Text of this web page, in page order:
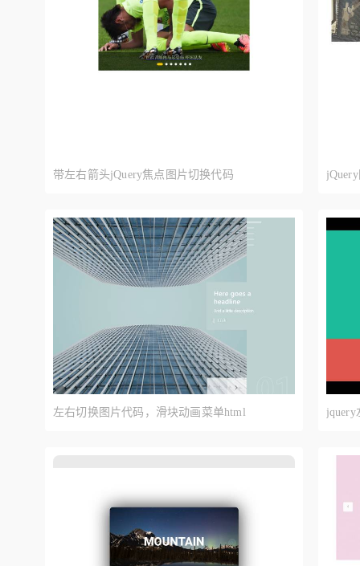
带左右箭头jQuery焦点图片切换代码
左右切换图片代码，滑块动画菜单html